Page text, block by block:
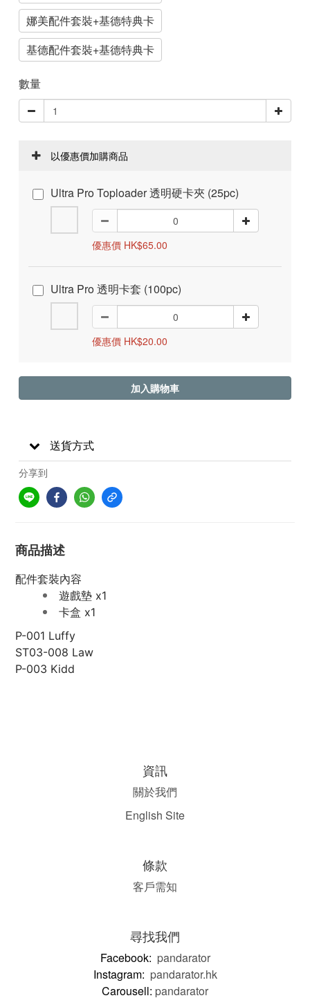
娜美配件套裝+基德特典卡
基德配件套裝+基德特典卡
數量
以優惠價加購商品
Ultra Pro Toploader 透明硬卡夾 (25pc)
優惠價 HK$65.00
Ultra Pro 透明卡套 (100pc)
優惠價 HK$20.00
加入購物車
送貨方式
分享到
商品描述
配件套裝內容
遊戲墊 x1
卡盒 x1
P-001 Luffy
ST03-008 Law
P-003 Kidd
資訊
關於我們
English Site
條款
客戶需知
尋找我們
Facebook: pandarator
Instagram: pandarator.hk
Carousell: pandarator